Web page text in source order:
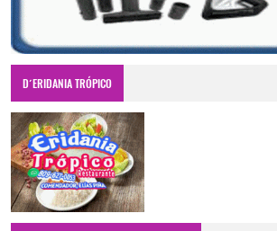
D´ERIDANIA TRÓPICO